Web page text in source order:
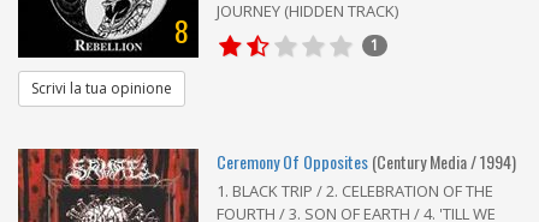
8
JOURNEY (HIDDEN TRACK)
1
Scrivi la tua opinione
Ceremony Of Opposites(Century Media / 1994)
1. BLACK TRIP / 2. CELEBRATION OF THE
FOURTH / 3. SON OF EARTH / 4. 'TILL WE